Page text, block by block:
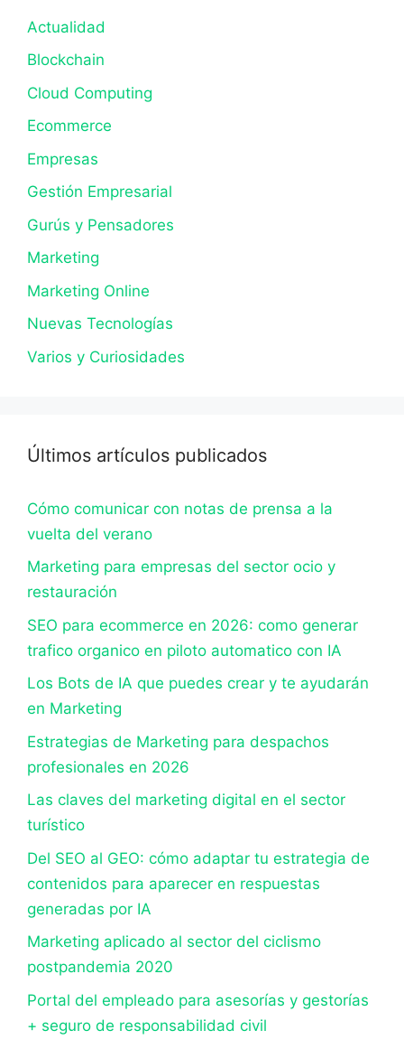
Actualidad
Blockchain
Cloud Computing
Ecommerce
Empresas
Gestión Empresarial
Gurús y Pensadores
Marketing
Marketing Online
Nuevas Tecnologías
Varios y Curiosidades
Últimos artículos publicados
Cómo comunicar con notas de prensa a la
vuelta del verano
Marketing para empresas del sector ocio y
restauración
SEO para ecommerce en 2026: como generar
trafico organico en piloto automatico con IA
Los Bots de IA que puedes crear y te ayudarán
en Marketing
Estrategias de Marketing para despachos
profesionales en 2026
Las claves del marketing digital en el sector
turístico
Del SEO al GEO: cómo adaptar tu estrategia de
contenidos para aparecer en respuestas
generadas por IA
Marketing aplicado al sector del ciclismo
postpandemia 2020
Portal del empleado para asesorías y gestorías
+ seguro de responsabilidad civil